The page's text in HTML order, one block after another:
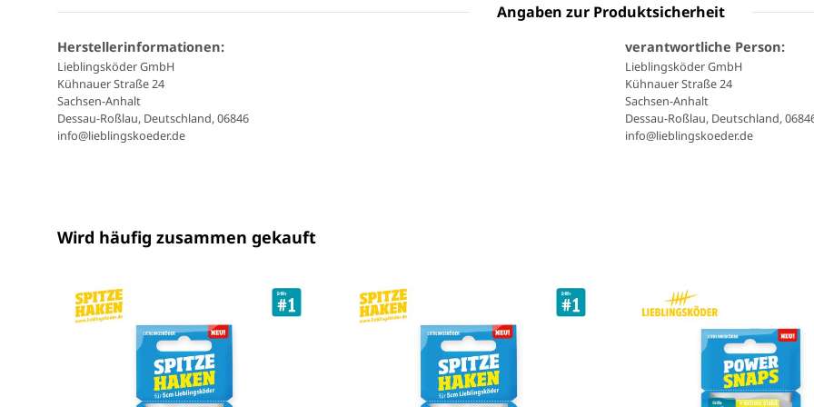
Angaben zur Produktsicherheit
Herstellerinformationen:
Lieblingsköder GmbH
Kühnauer Straße 24
Sachsen-Anhalt
Dessau-Roßlau, Deutschland, 06846
info@lieblingskoeder.de
verantwortliche Person:
Lieblingsköder GmbH
Kühnauer Straße 24
Sachsen-Anhalt
Dessau-Roßlau, Deutschland,
info@lieblingskoeder.de
Wird häufig zusammen gekauft